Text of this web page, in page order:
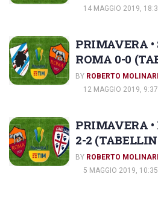
14 MAGGIO 2019,
PRIMAVERA
ROMA 0-0
BY ROBERTO
12 MAGGIO 2019, 9:37
PRIMAVERA
2-2
BY ROBERTO
5 MAGGIO 2019, 10:35